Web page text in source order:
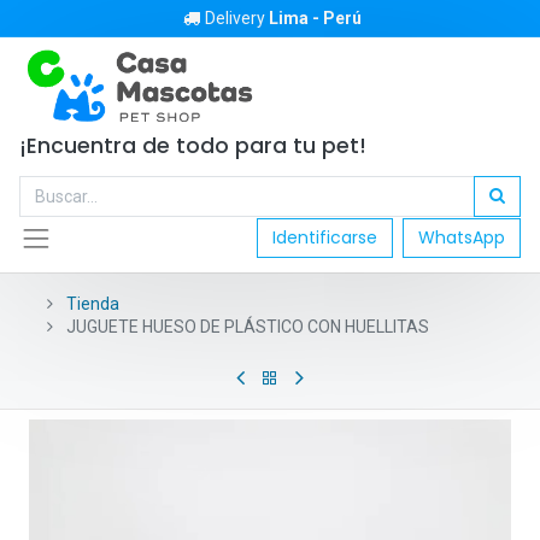
Delivery Lima - Perú
¡Encuentra de todo para tu pet!
Identificarse WhatsApp
Tienda
JUGUETE HUESO DE PLÁSTICO CON HUELLITAS